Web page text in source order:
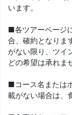
います。
■各ツアーページ
合、確約となりま
がない限り、ツイ
どの希望は承れま
■コース名または
載がない場合は、